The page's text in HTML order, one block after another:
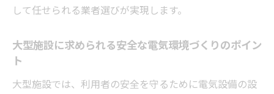
して任せられる業者選びが実現します。
大型施設に求められる安全な電気環境づくりのポイン
ト
大型施設では、利用者の安全を守るために電気設備の設